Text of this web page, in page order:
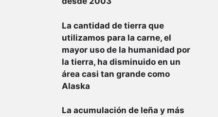
La cantidad de tierra que
utilizamos para la carne, el
mayor uso de la humanidad por
la tierra, ha disminuido en un
área casi tan grande como
Alaska
La acumulación de leña y más